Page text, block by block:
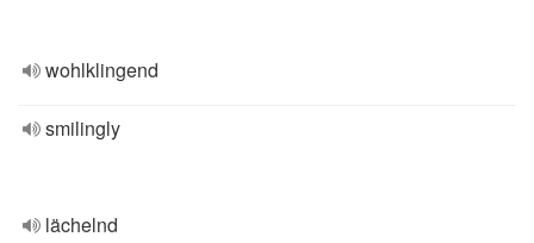
wohlklingend
smilingly
lächelnd